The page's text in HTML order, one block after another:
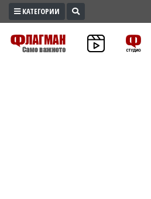
ПРОМО
ЗОНА
КАТЕГОРИИ